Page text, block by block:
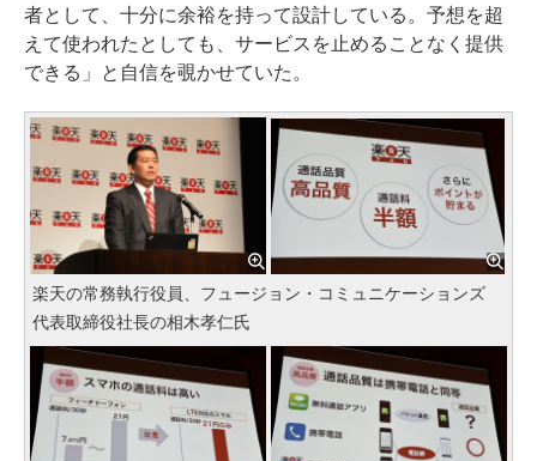
者として、十分に余裕を持って設計している。予想を超
えて使われたとしても、サービスを止めることなく提供
できる」と自信を覗かせていた。
楽天の常務執行役員、フュージョン・コミュニケーションズ
代表取締役社長の相木孝仁氏